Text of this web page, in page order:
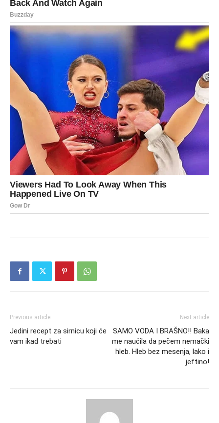
Previous article
Jedini recept za sirnicu koji će
vam ikad trebati
Next article
SAMO VODA I BRAŠNO!! Baka
me naučila da pečem nemački
hleb. Hleb bez mesenja, lako i
jeftino!